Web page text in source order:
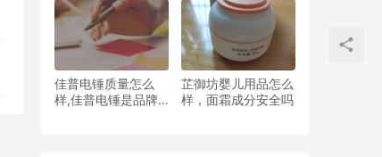
回到了80年代
的失职
佳普电锤质量怎么
样,佳普电锤是品牌
芷御坊婴儿用品怎么
样，面霜成分安全吗